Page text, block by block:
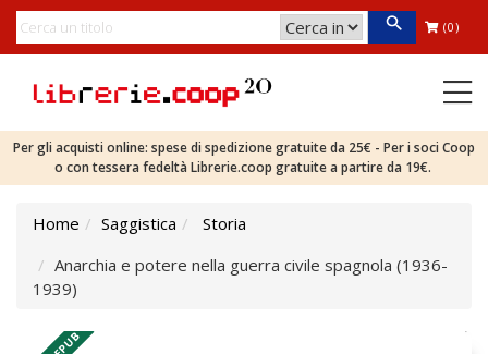
(0)
Per gli acquisti online: spese di spedizione gratuite da 25€ - Per i soci Coop
o con tessera fedeltà Librerie.coop gratuite a partire da 19€.
Home Saggistica
Storia
Anarchia e potere nella guerra civile spagnola (1936-
1939)